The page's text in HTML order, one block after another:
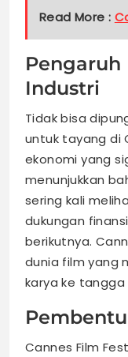
Read More :
Pengaruh
Industri
Tidak bisa
untuk tayang di
ekonomi yang
menunjukkan
sering kali
dukungan
berikutnya.
dunia film yang
karya ke tangga
Cannes Film